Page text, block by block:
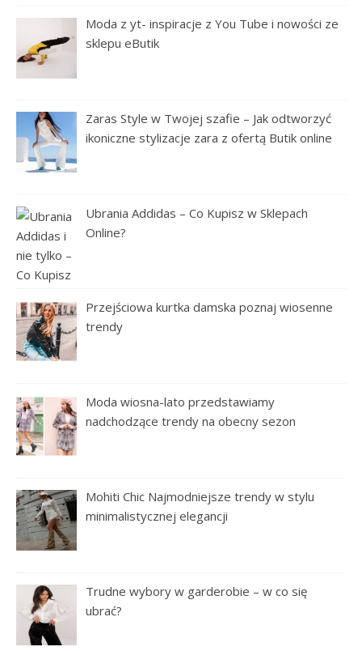
Moda z yt- inspiracje z You Tube i nowości ze
sklepu eButik
Zaras Style w Twojej szafie – Jak odtworzyć
ikoniczne stylizacje zara z ofertą Butik online
Ubrania Addidas – Co Kupisz w Sklepach
Online?
Przejściowa kurtka damska poznaj wiosenne
trendy
Moda wiosna-lato przedstawiamy
nadchodzące trendy na obecny sezon
Mohiti Chic Najmodniejsze trendy w stylu
minimalistycznej elegancji
Trudne wybory w garderobie – w co się
ubrać?